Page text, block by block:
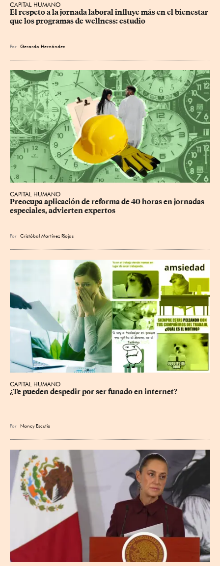
CAPITAL HUMANO
El respeto a la jornada laboral influye más en el bienestar
que los programas de wellness: estudio
Por Gerardo Hernández
CAPITAL HUMANO
Preocupa aplicación de reforma de 40 horas en jornadas
especiales, advierten expertos
Por Cristóbal Martínez Riojas
CAPITAL HUMANO
¿Te pueden despedir por ser funado en internet?
Por Nancy Escutia